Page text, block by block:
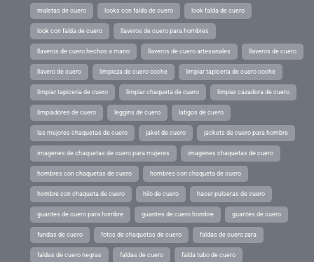
maletas de cuero looks con falda de cuero look falda de cuero
look con falda de cuero llaveros de cuero para hombres
llaveros de cuero hechos a mano llaveros de cuero artesanales llaveros de cuero
llavero de cuero limpieza de cuero coche limpiar tapiceria de cuero coche
limpiar tapiceria de cuero limpiar chaqueta de cuero limpiar cazadora de cuero
limpiadores de cuero leggins de cuero latigos de cuero
las mejores chaquetas de cuero jaket de cuero jackets de cuero para hombre
imagenes de chaquetas de cuero para mujeres imagenes chaquetas de cuero
hombres con chaquetas de cuero hombres con chaqueta de cuero
hombre con chaqueta de cuero hilo de cuero hacer pulseras de cuero
guantes de cuero para hombre guantes de cuero hombre guantes de cuero
fundas de cuero fotos de chaquetas de cuero faldas de cuero zara
faldas de cuero negras faldas de cuero falda tubo de cuero